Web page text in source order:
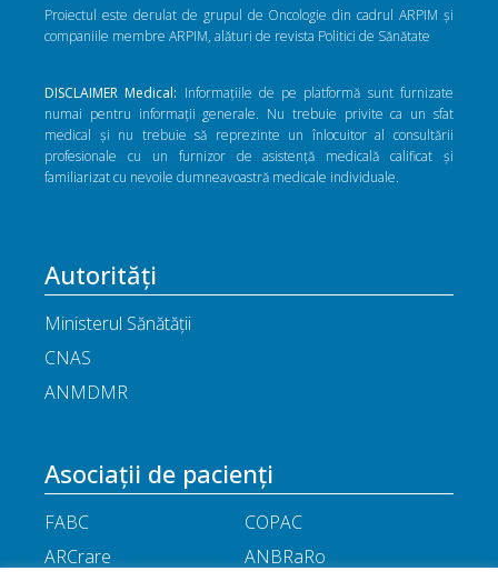
Proiectul este derulat de grupul de Oncologie din cadrul ARPIM și
companiile membre ARPIM, alături de revista Politici de Sănătate
DISCLAIMER Medical: Informațiile de pe platformă sunt furnizate
numai pentru informații generale. Nu trebuie privite ca un sfat
medical și nu trebuie să reprezinte un înlocuitor al consultării
profesionale cu un furnizor de asistență medicală calificat și
familiarizat cu nevoile dumneavoastră medicale individuale.
Autorități
Ministerul Sănătății
CNAS
ANMDMR
Asociații de pacienți
FABC
COPAC
ARCrare
ANBRaRo